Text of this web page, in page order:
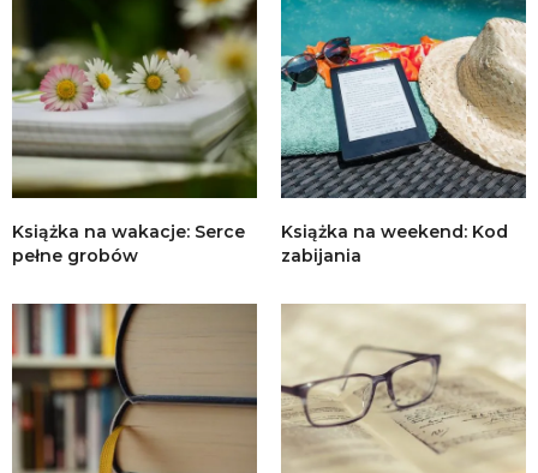
Książka na wakacje: Serce
pełne grobów
Książka na weekend: Kod
zabijania